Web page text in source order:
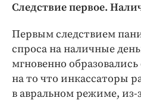
Следствие первое.
Первым следствием
спроса на наличные
мгновенно
на то что инкассаторы
в авральном режиме,